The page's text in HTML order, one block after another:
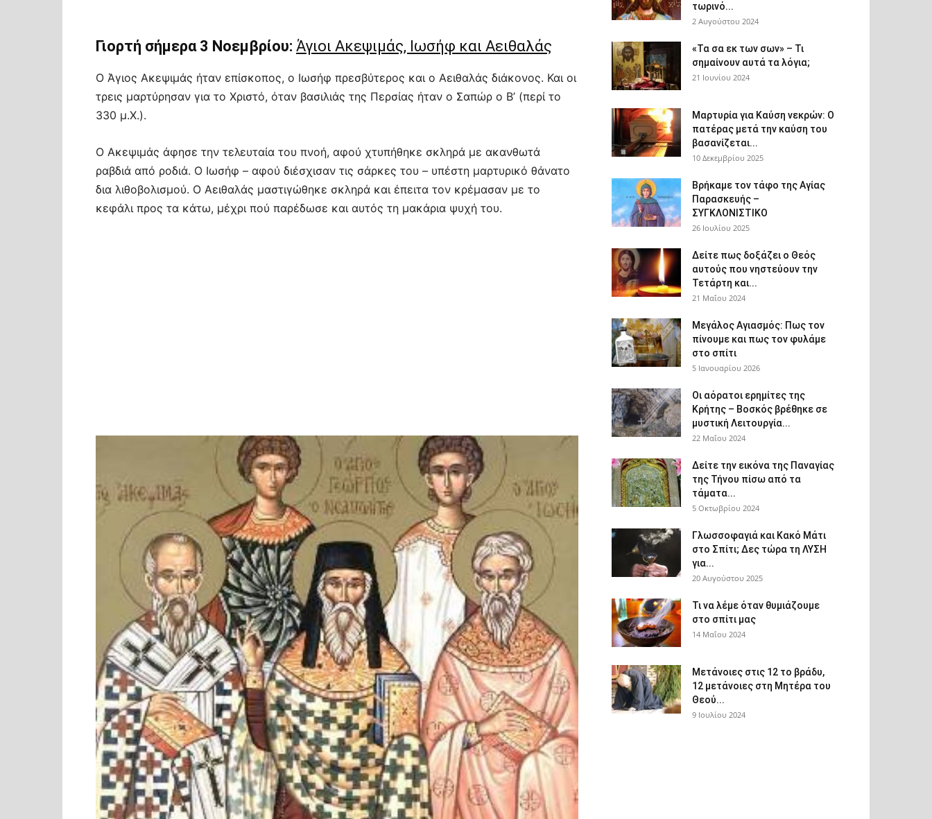
Γιορτή σήμερα 3 Νοεμβρίου: Άγιοι Ακεψιμάς, Ιωσήφ και Αειθαλάς
Ο Άγιος Ακεψιμάς ήταν επίσκοπος, ο Ιωσήφ πρεσβύτερος και ο Αειθαλάς διάκονος. Και οι
τρεις μαρτύρησαν για το Χριστό, όταν βασιλιάς της Περσίας ήταν ο Σαπώρ ο Β’ (περί το
330 μ.Χ.).
Ο Ακεψιμάς άφησε την τελευταία του πνοή, αφού χτυπήθηκε σκληρά με ακανθωτά
ραβδιά από ροδιά. Ο Ιωσήφ – αφού διέσχισαν τις σάρκες του – υπέστη μαρτυρικό θάνατο
δια λιθοβολισμού. Ο Αειθαλάς μαστιγώθηκε σκληρά και έπειτα τον κρέμασαν με το
κεφάλι προς τα κάτω, μέχρι πού παρέδωσε και αυτός τη μακάρια ψυχή του.
τωρινό...
2 Αυγούστου 2024
«Τα σα εκ των σων» – Τι
σημαίνουν αυτά τα λόγια;
21 Ιουνίου 2024
Μαρτυρία για Καύση νεκρών: Ο
πατέρας μετά την καύση του
βασανίζεται...
10 Δεκεμβρίου 2025
Βρήκαμε τον τάφο της Αγίας
Παρασκευής –
ΣΥΓΚΛΟΝΙΣΤΙΚΟ
26 Ιουλίου 2025
Δείτε πως δοξάζει ο Θεός
αυτούς που νηστεύουν την
Τετάρτη και...
21 Μαΐου 2024
Μεγάλος Αγιασμός: Πως τον
πίνουμε και πως τον φυλάμε
στο σπίτι
5 Ιανουαρίου 2026
Οι αόρατοι ερημίτες της
Κρήτης – Βοσκός βρέθηκε σε
μυστική Λειτουργία...
22 Μαΐου 2024
Δείτε την εικόνα της Παναγίας
της Τήνου πίσω από τα
τάματα...
5 Οκτωβρίου 2024
Γλωσσοφαγιά και Κακό Μάτι
στο Σπίτι; Δες τώρα τη ΛΥΣΗ
για...
20 Αυγούστου 2025
Τι να λέμε όταν θυμιάζουμε
στο σπίτι μας
14 Μαΐου 2024
Μετάνοιες στις 12 το βράδυ,
12 μετάνοιες στη Μητέρα του
Θεού...
9 Ιουλίου 2024